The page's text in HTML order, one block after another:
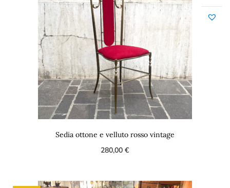
Sedia ottone e velluto rosso vintage
280,00€